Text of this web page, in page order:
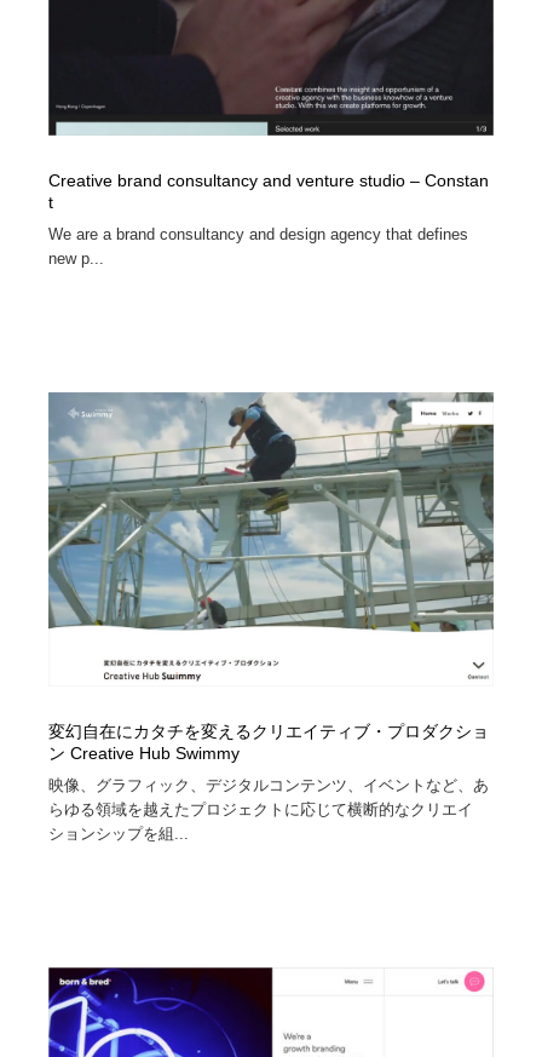
Creative brand consultancy and venture studio – Constan
t
We are a brand consultancy and design agency that defines
new p...
変幻自在にカタチを変えるクリエイティブ・プロダクショ
ン Creative Hub Swimmy
映像、グラフィック、デジタルコンテンツ、イベントなど、あ
らゆる領域を越えたプロジェクトに応じて横断的なクリエイ
ションシップを組...